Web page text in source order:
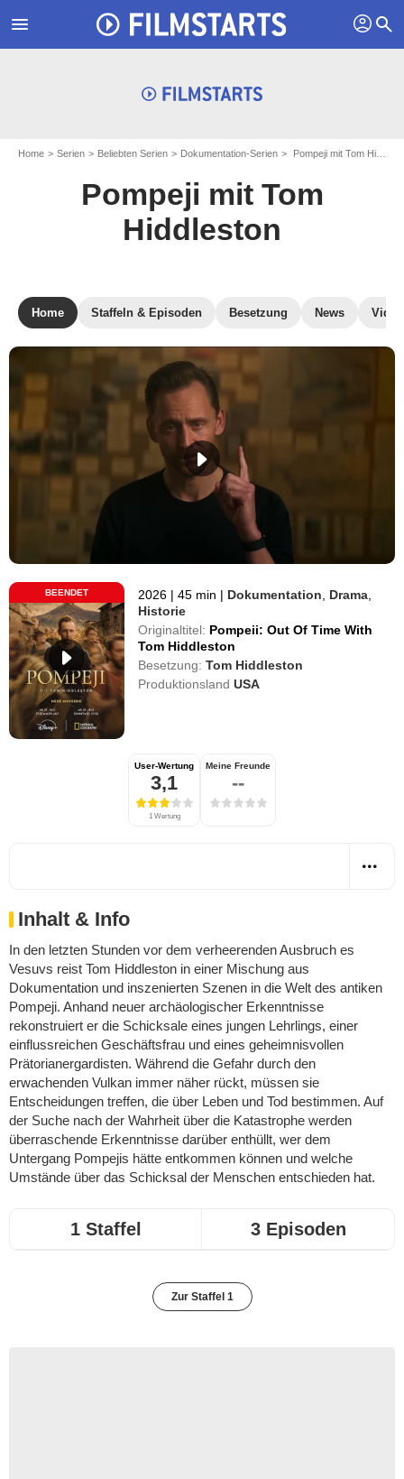
menu profil search
Home Serien Beliebten Serien Dokumentation-Serien Pompeji mit Tom Hiddleston
Pompeji mit Tom
Hiddleston
Home Staffeln & Episoden Besetzung News
BEENDET 2026 | 45 min | Dokumentation Drama
Historie
Originaltitel: Pompeii: Out Of Time With
Tom Hiddleston
Besetzung: Tom Hiddleston
Produktionsland USA
User-Wertung
3,1
1 Wertung
Meine Freunde
--
Inhalt & Info
In den letzten Stunden vor dem verheerenden Ausbruch es
Vesuvs reist Tom Hiddleston in einer Mischung aus
Dokumentation und inszenierten Szenen in die Welt des antiken
Pompeji. Anhand neuer archäologischer Erkenntnisse
rekonstruiert er die Schicksale eines jungen Lehrlings, einer
einflussreichen Geschäftsfrau und eines geheimnisvollen
Prätorianergardisten. Während die Gefahr durch den
erwachenden Vulkan immer näher rückt, müssen sie
Entscheidungen treffen, die über Leben und Tod bestimmen. Auf
der Suche nach der Wahrheit über die Katastrophe werden
überraschende Erkenntnisse darüber enthüllt, wer dem
Untergang Pompejis hätte entkommen können und welche
Umstände über das Schicksal der Menschen entschieden hat.
1 Staffel 3 Episoden
Zur Staffel 1